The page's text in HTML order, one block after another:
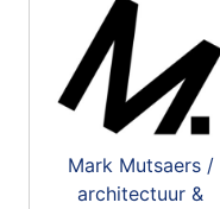
Mark Mutsaers /
architectuur &